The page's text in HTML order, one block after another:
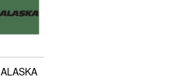
ALASKA